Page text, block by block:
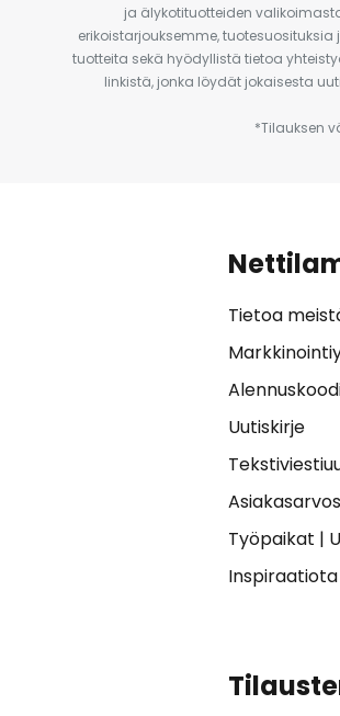
ja älykotituotteiden
erikoistarjouksemme,
tuotteita sekä hyödyllistä tietoa
linkistä, jonka löydät jokaisesta
*Tilauksen
Tietoa
Uutiskirje
Työpaikat |
Inspiraatiota